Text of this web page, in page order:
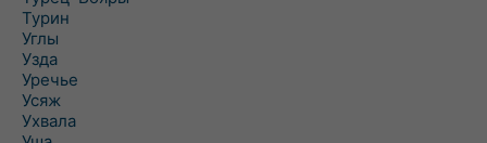
Турин
Углы
Узда
Уречье
Усяж
Ухвала